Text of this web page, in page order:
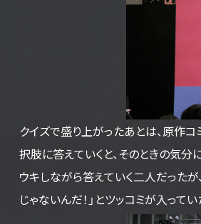
クイズで盛り上がったあとは、原作コ
択肢に答えていくと、そのときの気
ウキしながら答えていく二人だった
じゃないんだ！」とツッコミが入ってい